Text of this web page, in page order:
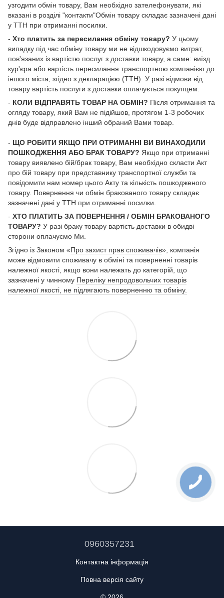
узгодити обмін товару, Вам необхідно зателефонувати, які
вказані в розділі "контакти"Обмін товару складає зазначені дані
у ТТН при отриманні посилки.
- Хто платить за пересилання обміну товару? У цьому
випадку під час обміну товару ми не відшкодовуємо витрат,
пов'язаних із вартістю послуг з доставки товару, а саме: виїзд
кур'єра або вартість пересилання транспортною компанією до
іншого міста, згідно з декларацією (ТТН). У разі відмови від
товару вартість послуги з доставки оплачується покупцем.
- КОЛИ ВІДПРАВЯТЬ ТОВАР НА ОБМІН? Після отримання та
огляду товару, який Вам не підійшов, протягом 1-3 робочих
днів буде відправлено інший обраний Вами товар.
- ЩО РОБИТИ ЯКЩО ПРИ ОТРИМАННІ ВИ ВИНАХОДИЛИ
ПОШКОДЖЕННЯ АБО БРАК ТОВАРУ? Якщо при отриманні
товару виявлено бій/брак товару, Вам необхідно скласти Акт
про бій товару при представнику транспортної служби та
повідомити нам номер цього Акту та кількість пошкодженого
товару. Повернення чи обмін бракованого товару складає
зазначені дані у ТТН при отриманні посилки.
- ХТО ПЛАТИТЬ ЗА ПОВЕРНЕННЯ / ОБМІН БРАКОВАНОГО
ТОВАРУ? У разі браку товару вартість доставки в обидві
сторони оплачуємо Ми.
Згідно із Законом «Про захист прав споживачів», компанія
може відмовити споживачу в обміні та поверненні товарів
належної якості, якщо вони належать до категорій, що
зазначені у чинному Переліку непродовольчих товарів
належної якості, не підлягають поверненню та обміну.
0960357231
Контактна інформація
Повна версія сайту